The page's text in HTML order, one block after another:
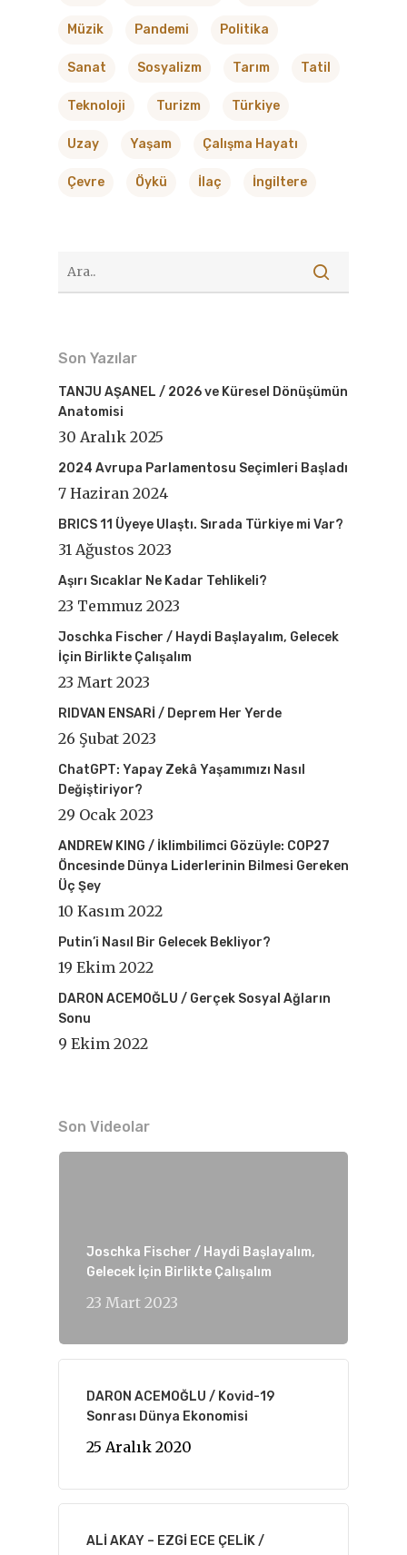
Müzik Pandemi Politika
Sanat Sosyalizm Tarım Tatil
Teknoloji Turizm Türkiye
Uzay Yaşam Çalışma Hayatı
Çevre Öykü İlaç İngiltere
Son Yazılar
TANJU AŞANEL / 2026 ve Küresel Dönüşümün
Anatomisi
30 Aralık 2025
2024 Avrupa Parlamentosu Seçimleri Başladı
7 Haziran 2024
BRICS 11 Üyeye Ulaştı. Sırada Türkiye mi Var?
31 Ağustos 2023
Aşırı Sıcaklar Ne Kadar Tehlikeli?
23 Temmuz 2023
Joschka Fischer / Haydi Başlayalım, Gelecek
İçin Birlikte Çalışalım
23 Mart 2023
RIDVAN ENSARİ / Deprem Her Yerde
26 Şubat 2023
ChatGPT: Yapay Zekâ Yaşamımızı Nasıl
Değiştiriyor?
29 Ocak 2023
ANDREW KING / İklimbilimci Gözüyle: COP27
Öncesinde Dünya Liderlerinin Bilmesi Gereken
Üç Şey
10 Kasım 2022
Putin’i Nasıl Bir Gelecek Bekliyor?
19 Ekim 2022
DARON ACEMOĞLU / Gerçek Sosyal Ağların
Sonu
9 Ekim 2022
Son Videolar
Joschka Fischer / Haydi Başlayalım,
Gelecek İçin Birlikte Çalışalım
23 Mart 2023
DARON ACEMOĞLU / Kovid-19
Sonrası Dünya Ekonomisi
25 Aralık 2020
ALİ AKAY – EZGİ ECE ÇELİK /